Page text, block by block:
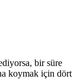
bir süre
koymak için dört